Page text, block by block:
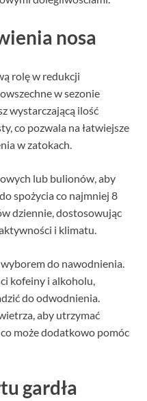
nosa
rolę w redukcji
w sezonie
wystarczającą ilość
co pozwala na łatwiejsze
w zatokach.
lub bulionów, aby
spożycia co najmniej 8
dziennie, dostosowując
i klimatu.
do nawodnienia.
kofeiny i alkoholu,
do odwodnienia.
aby utrzymać
może dodatkowo pomóc
gardła